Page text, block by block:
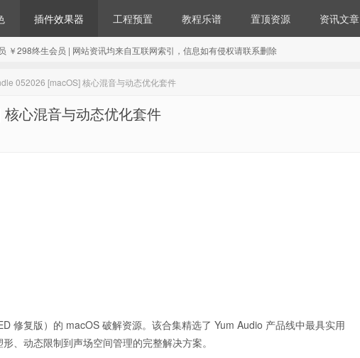
插件效果器 工程预置 教程乐谱 置顶资源 资讯文章
298终生会员 | 网站资讯均来自互联网索引，信息如有侵权请联系删除
052026 [macOS] 核心混音与动态优化套件
心混音与动态优化套件
修复版）的 macOS 破解资源。该合集精选了 Yum Audio 产品线中最具实用
、动态限制到声场空间管理的完整解决方案。